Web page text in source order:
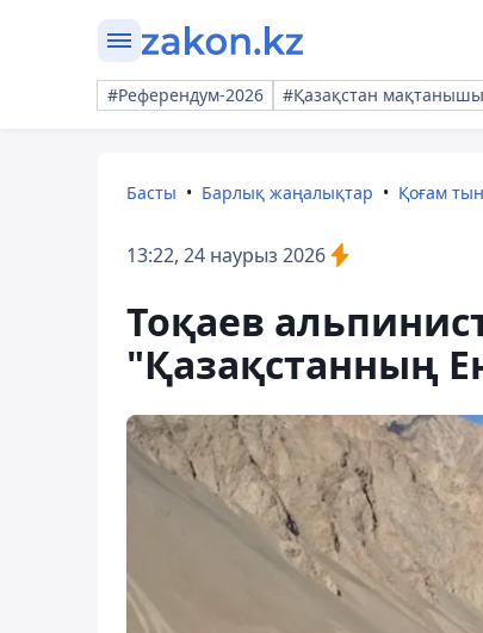
#Референдум-2026 #Қазақстан мақтанышы
Басты Барлық жаңалықтар Қоғам
13:22, 24 наурыз 2026
Тоқаев
"Қазақстанның